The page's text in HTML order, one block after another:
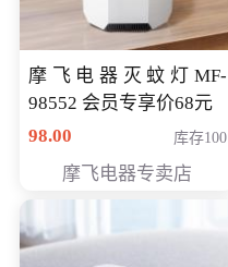
摩飞电器灭蚊灯MF-
98552 会员专享价68元
98.00
库存100
摩飞电器专卖店